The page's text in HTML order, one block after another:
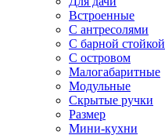
Встроенные
С антресолями
С барной стойкой
С островом
Малогабаритные
Модульные
Скрытые ручки
Размер
Мини-кухни